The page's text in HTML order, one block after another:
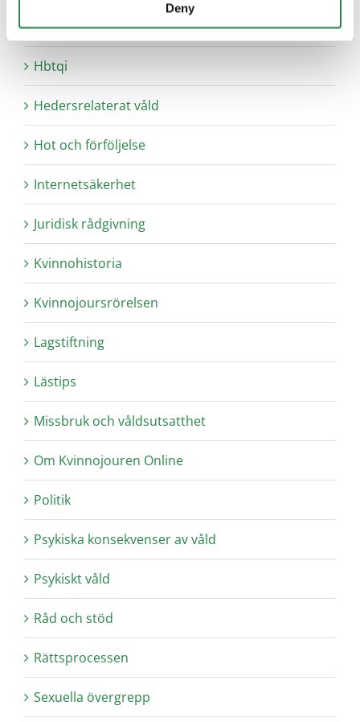
Deny
Hälsokonsekvenser
Hbtqi
Hedersrelaterat våld
Hot och förföljelse
Internetsäkerhet
Juridisk rådgivning
Kvinnohistoria
Kvinnojoursrörelsen
Lagstiftning
Lästips
Missbruk och våldsutsatthet
Om Kvinnojouren Online
Politik
Psykiska konsekvenser av våld
Psykiskt våld
Råd och stöd
Rättsprocessen
Sexuella övergrepp